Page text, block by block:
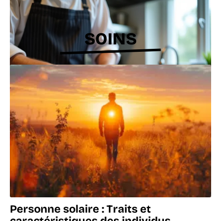
Langue de bœuf : erreurs à éviter lors du
dégorgement
9 juin 2026
SOINS
Personne solaire : Traits et